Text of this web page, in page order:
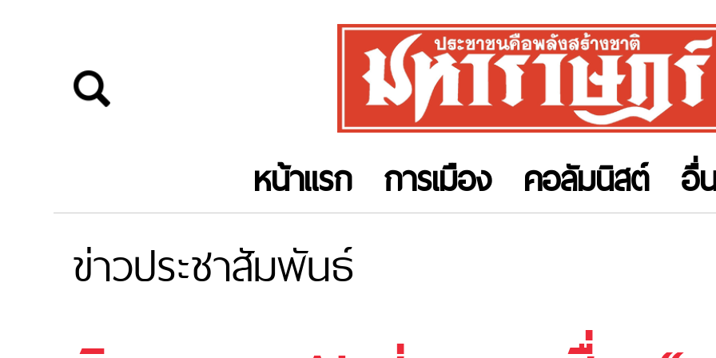
หน้าแรก การเมือง คอลัมนิสต์ อื่
ข่าวประชาสัมพันธ์